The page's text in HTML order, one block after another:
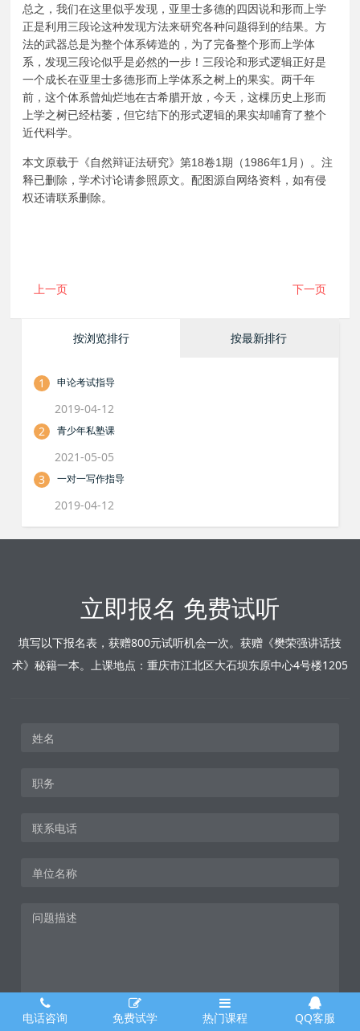
总之，我们在这里似乎发现，亚里士多德的四因说和形而上学
正是利用三段论这种发现方法来研究各种问题得到的结果。方
法的武器总是为整个体系铸造的，为了完备整个形而上学体
系，发现三段论似乎是必然的一步！三段论和形式逻辑正好是
一个成长在亚里士多德形而上学体系之树上的果实。两千年
前，这个体系曾灿烂地在古希腊开放，今天，这棵历史上形而
上学之树已经枯萎，但它结下的形式逻辑的果实却哺育了整个
近代科学。
本文原载于《自然辩证法研究》第18卷1期（1986年1月）。注
释已删除，学术讨论请参照原文。配图源自网络资料，如有侵
权还请联系删除。
上一页 下一页
按浏览排行 按最新排行
1 申论考试指导
2019-04-12
2
青少年私塾课
2021-05-05
3
一对一写作指导
2019-04-12
立即报名 免费试听
填写以下报名表，获赠800元试听机会一次。获赠《樊荣强讲话技
术》秘籍一本。上课地点：重庆市江北区大石坝东原中心4号楼1205
您是怎么找到我们的？
电话咨询 免费试学 热门课程 QQ客服